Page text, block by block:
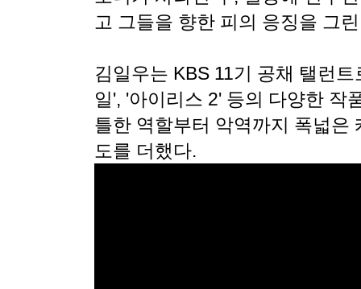
고 그들을 향한 피의 응징을 그
김일우는 KBS 11기 공채 탤런
일', '아이리스 2' 등의 다양한 작
틀한 역할부터 악역까지 폭넓은
도를 더했다.